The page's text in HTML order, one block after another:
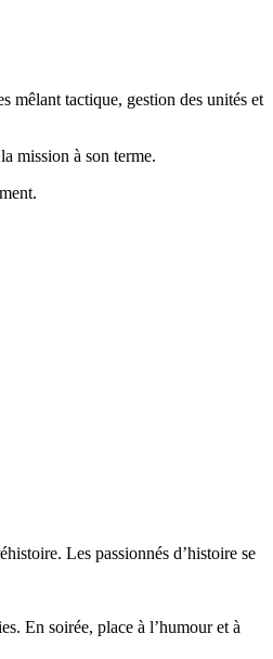
mêlant tactique, gestion des unités et
mission à son terme.
Les passionnés d’histoire se
En soirée, place à l’humour et à